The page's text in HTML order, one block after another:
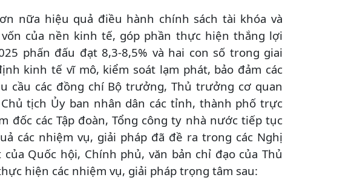
nữa hiệu quả điều hành chính sách tài khóa và
của nền kinh tế, góp phần thực hiện thắng lợi
phấn đấu đạt 8,3-8,5% và hai con số trong giai
kinh tế vĩ mô, kiểm soát lạm phát, bảo đảm các
cầu các đồng chí Bộ trưởng, Thủ trưởng cơ quan
tịch Ủy ban nhân dân các tỉnh, thành phố trực
đốc các Tập đoàn, Tổng công ty nhà nước tiếp tục
các nhiệm vụ, giải pháp đã đề ra trong các Nghị
Quốc hội, Chính phủ, văn bản chỉ đạo của Thủ
hiện các nhiệm vụ, giải pháp trọng tâm sau: